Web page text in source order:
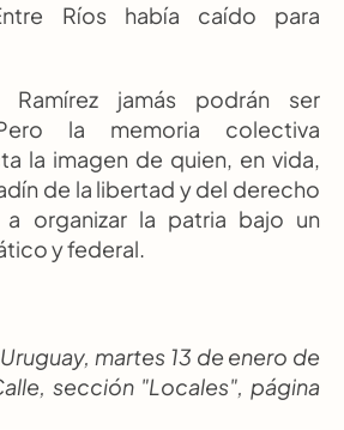
Ríos había caído para
jamás podrán ser
la memoria colectiva
la imagen de quien, en vida,
de la libertad y del derecho
organizar la patria bajo un
y federal.
martes 13 de enero de
sección "Locales", página